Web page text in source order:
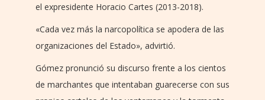
el expresidente Horacio Cartes (2013-2018).
«Cada vez más la narcopolítica se apodera de las
organizaciones del Estado», advirtió.
Gómez pronunció su discurso frente a los cientos
de marchantes que intentaban guarecerse con sus